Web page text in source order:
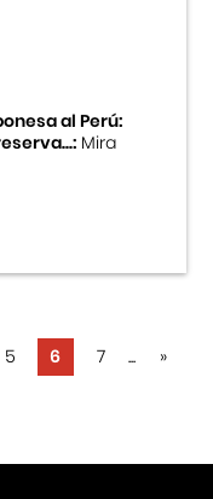
al Perú:
Mira
5 6 7 ... »